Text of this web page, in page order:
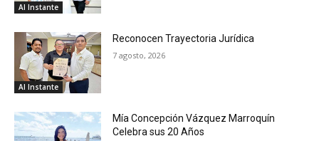
Al Instante
Al Instante
Reconocen Trayectoria Jurídica
7 agosto, 2026
Mía Concepción Vázquez Marroquín
Celebra sus 20 Años